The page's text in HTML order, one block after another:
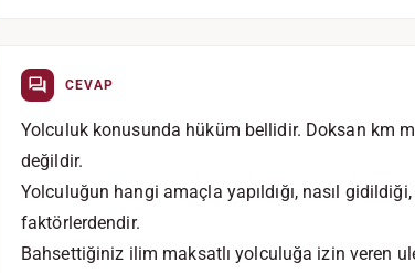
CEVAP
Yolculuk konusunda hüküm bellidir. Doksan km
değildir.
Yolculuğun hangi amaçla yapıldığı, nasıl
faktörlerdendir.
Bahsettiğiniz ilim maksatlı yolculuğa izin veren